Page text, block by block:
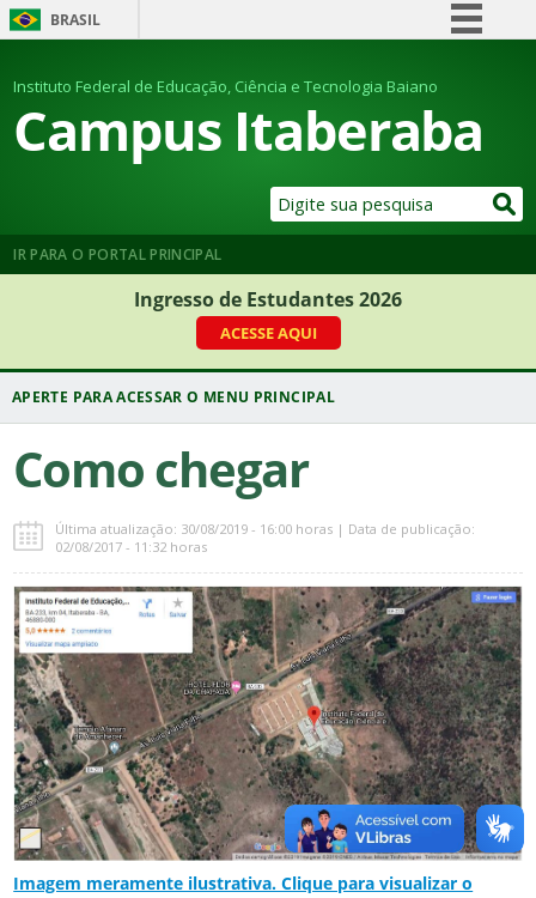
BRASIL
Comunica BR
Participe
Legislação
Instituto Federal de Educação, Ciência e Tecnologia Baiano
Campus Itaberaba
IR PARA O PORTAL PRINCIPAL
Ingresso de Estudantes 2026
ACESSE AQUI
Como chegar
Última atualização: 30/08/2019 - 16:00 horas | Data de publicação:
02/08/2017 - 11:32 horas
Imagem meramente ilustrativa. Clique para visualizar o